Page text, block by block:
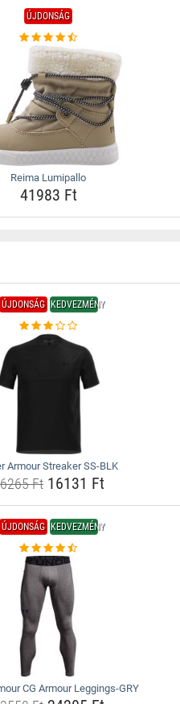
ÚJDONSÁG
Reima Lumipallo
41983 Ft
ÚJDONSÁG KEDVEZMÉNY
Armour Streaker SS-BLK
Ft16131 Ft
ÚJDONSÁG KEDVEZMÉNY
CG Armour Leggings-GRY